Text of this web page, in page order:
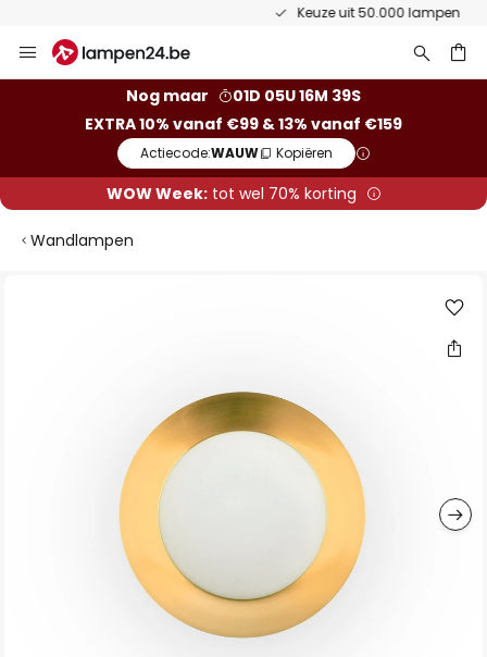
Keuze uit 50.000 lampen
naar
Nog maar
01D 05U 16M 39S
EXTRA 10% vanaf €99 & 13% vanaf €159
Actiecode:WAUW Kopiëren
WOW Week:tot wel 70% korting
Wandlampen